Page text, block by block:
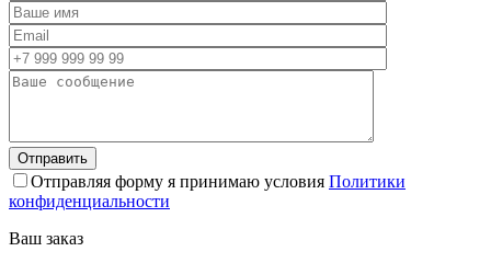
Отправляя форму я принимаю условия Политики
конфиденциальности
Ваш заказ